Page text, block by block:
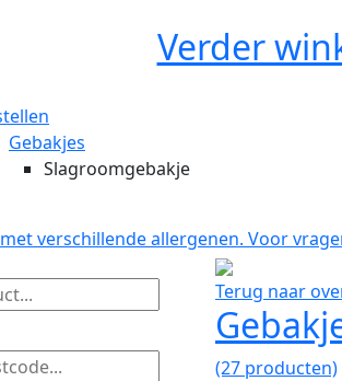
Verder
Gebakjes
Slagroomgebakje
verschillende allergenen. Voor
Terug naar
(27 producten)